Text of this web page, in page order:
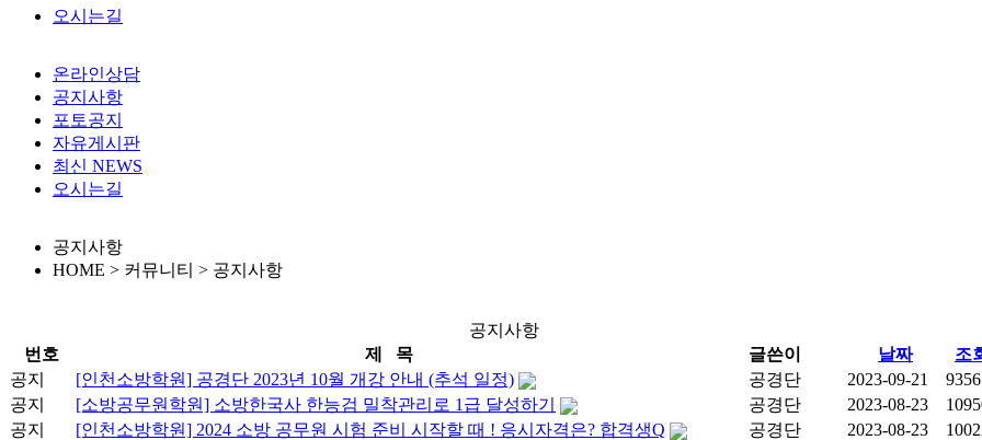
오시는길
온라인상담
공지사항
포토공지
자유게시판
최신 NEWS
오시는길
공지사항
HOME > 커뮤니티 > 공지사항
공지사항
번호
제 목 글쓴이 날짜
조
공지
[인천소방학원] 공경단 2023년 10월 개강 안내 (추석 일정) 공경단 2023-09-21
9356
공지
[소방공무원학원] 소방한국사 한능검 밀착관리로 1급 달성하기 공경단 2023-08-23
공지
[인천소방학원] 2024 소방 공무원 시험 준비 시작할 때 ! 응시자격은? 합격생Q 공경단 2023-08-23